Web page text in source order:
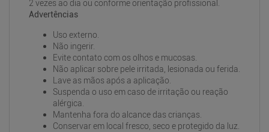
2 vezes ao dia ou conforme orientação profissional.
Advertências
Uso externo.
Não ingerir.
Evite contato com os olhos e mucosas.
Não aplicar sobre pele irritada, lesionada ou ferida.
Lave as mãos após a aplicação.
Suspenda o uso em caso de irritação ou reação
alérgica.
Mantenha fora do alcance das crianças.
Conservar em local fresco, seco e protegido da luz.